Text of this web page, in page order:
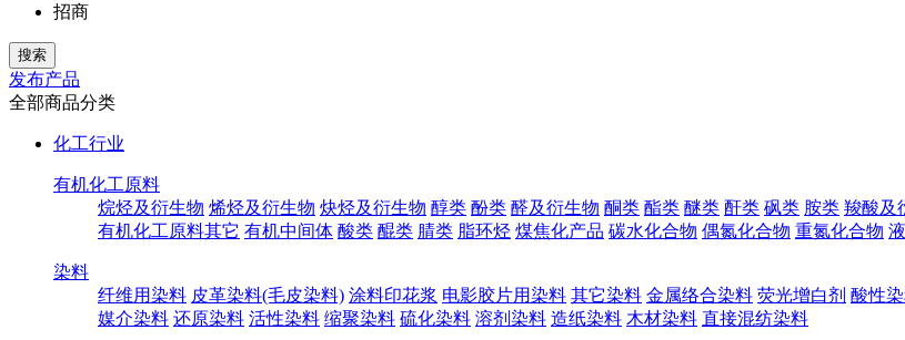
招商
发布产品
全部商品分类
化工行业
有机化工原料
烷烃及衍生物 烯烃及衍生物 炔烃及衍生物 醇类 酚类 醛及衍生物 酮类 酯类 醚类 酐类 砜类 胺类 羧酸及
有机化工原料其它 有机中间体 酸类 醌类 腈类 脂环烃 煤焦化产品 碳水化合物 偶氮化合物 重氮化合物
染料
纤维用染料 皮革染料(毛皮染料) 涂料印花浆 电影胶片用染料 其它染料 金属络合染料 荧光增白剂 酸性
媒介染料 还原染料 活性染料 缩聚染料 硫化染料 溶剂染料 造纸染料 木材染料 直接混纺染料